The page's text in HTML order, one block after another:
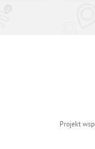
Projekt